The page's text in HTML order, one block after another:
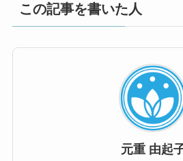
この記事を書いた人
元重 由起